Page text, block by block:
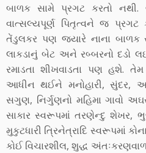
બાળક સામે પ્રગટ કરતો નથી.
વાત્સલ્યપૂર્ણ પિતૃત્વને જ
તેંડુલકર પણ જ્યારે નાના બાળક
લાકડાનું બેટ અને રબ્બરનો દડો
રમાડતા શીખવાડતા પણ હશે.
આધીન થઈને મનોહારી, સુંદર,
સગુણ, નિર્ગુણનો મહિમા ગાવો
સાકાર સ્વરૂપમાં તરણેન્દુ શેખર,
મુકુટધારી ત્રિનેત્રાદિ સ્વરૂપમાં
કોઈ વિચારશીલ, શુદ્ધ